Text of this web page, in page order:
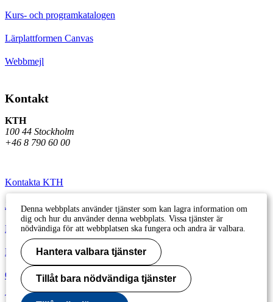
Kurs- och programkatalogen
Lärplattformen Canvas
Webbmejl
Kontakt
KTH
100 44 Stockholm
+46 8 790 60 00
Kontakta KTH
Jobba på KTH
Press och media
Faktura och betalning KTH
Om KTH:s webbplatser
Tillgänglighetsredogörelse
Denna webbplats använder tjänster som kan lagra information om
dig och hur du använder denna webbplats. Vissa tjänster är
nödvändiga för att webbplatsen ska fungera och andra är valbara.
Hantera valbara tjänster
Tillåt bara nödvändiga tjänster